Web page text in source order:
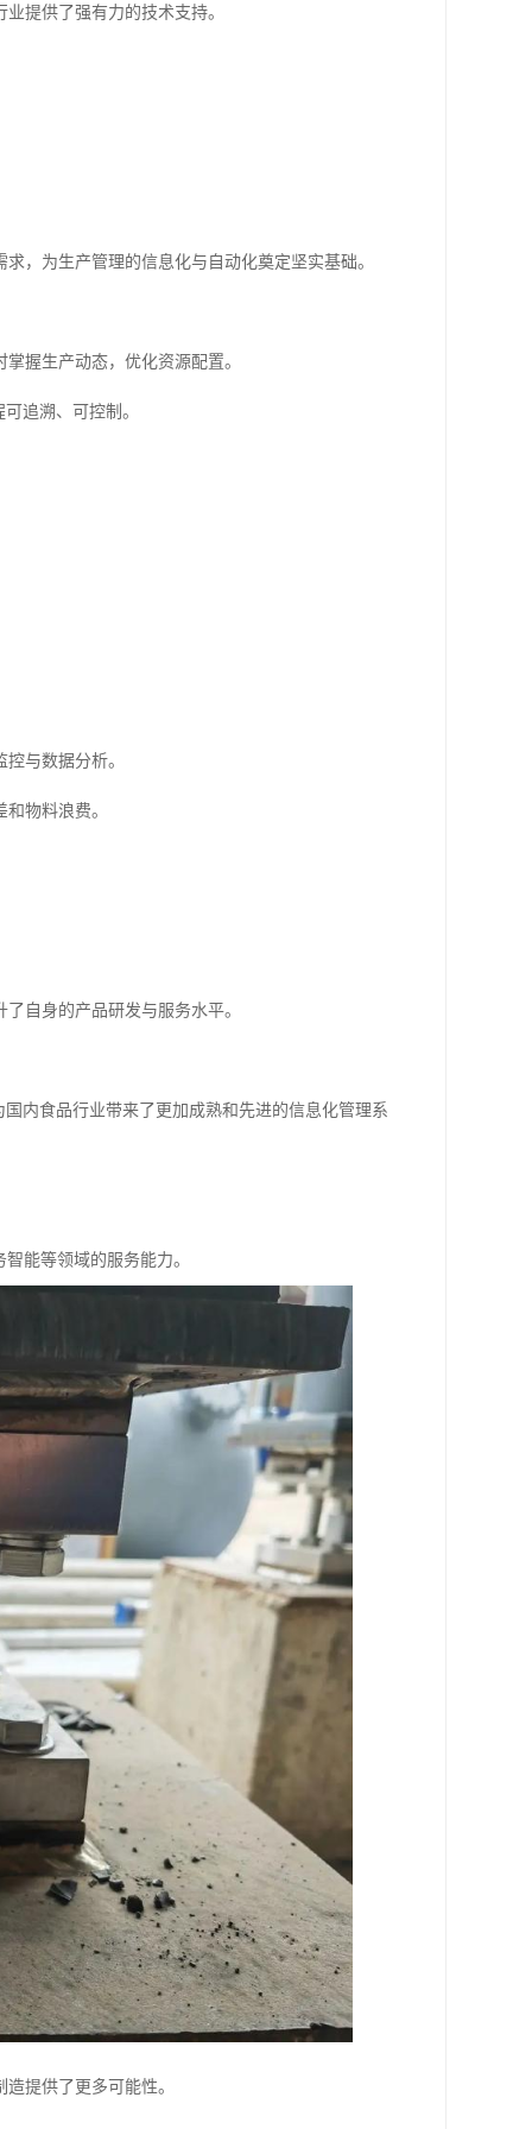
提供了强有力的技术支持。
，为生产管理的信息化与自动化奠定坚实基础。
握生产动态，优化资源配置。
追溯、可控制。
与数据分析。
物料浪费。
自身的产品研发与服务水平。
内食品行业带来了更加成熟和先进的信息化管理系
能等领域的服务能力。
提供了更多可能性。